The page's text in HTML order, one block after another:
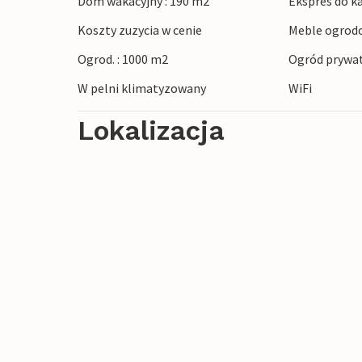
mostach i podziwianie widoku na rzekę
Muzeum Toulouse-Lautrce d'Albi i
Światowego Dziedzictwa UNESCO.
Zapraszamy na spokojny wypoczynek
Koszty zuzycia w cenie
Meble
Ogrod. : 1000 m2
Ogród
W pelni klimatyzowany
WiFi
Lokalizacja